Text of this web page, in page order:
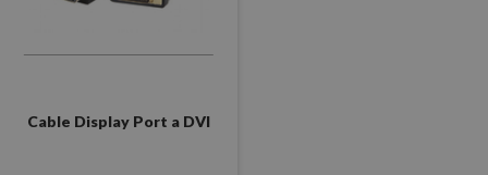
Cable Display Port a DVI